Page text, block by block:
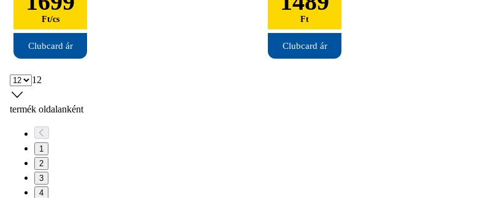
Ft/cs
Clubcard ár
Ft
Clubcard ár
12
termék oldalanként
1
2
3
4